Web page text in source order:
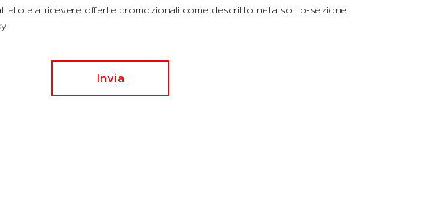
e a ricevere offerte promozionali come descritto nella sotto-sezione
Invia